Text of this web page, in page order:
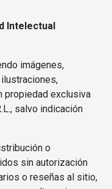
Intelectual
imágenes,
exclusiva
salvo indicación
o
sin autorización
o reseñas al sitio,